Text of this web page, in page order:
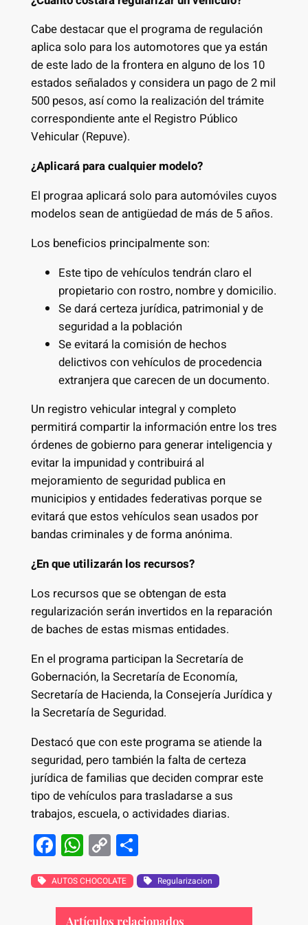
Cabe destacar que el programa de regulación
aplica solo para los automotores que ya están
de este lado de la frontera en alguno de los 10
estados señalados y considera un pago de 2 mil
500 pesos, así como la realización del trámite
correspondiente ante el Registro Público
Vehicular (Repuve).
¿Aplicará para cualquier modelo?
El prograa aplicará solo para automóviles cuyos
modelos sean de antigüedad de más de 5 años.
Los beneficios principalmente son:
Este tipo de vehículos tendrán claro el
propietario con rostro, nombre y domicilio.
Se dará certeza jurídica, patrimonial y de
seguridad a la población
Se evitará la comisión de hechos
delictivos con vehículos de procedencia
extranjera que carecen de un documento.
Un registro vehicular integral y completo
permitirá compartir la información entre los tres
órdenes de gobierno para generar inteligencia y
evitar la impunidad y contribuirá al
mejoramiento de seguridad publica en
municipios y entidades federativas porque se
evitará que estos vehículos sean usados por
bandas criminales y de forma anónima.
¿En que utilizarán los recursos?
Los recursos que se obtengan de esta
regularización serán invertidos en la reparación
de baches de estas mismas entidades.
En el programa participan la Secretaría de
Gobernación, la Secretaría de Economía,
Secretaría de Hacienda, la Consejería Jurídica y
la Secretaría de Seguridad.
Destacó que con este programa se atiende la
seguridad, pero también la falta de certeza
jurídica de familias que deciden comprar este
tipo de vehículos para trasladarse a sus
trabajos, escuela, o actividades diarias.
F
a
c
e
W
h
at
s
C
o
p
y
S
h
ar
e
AUTOS CHOCOLATE Regularizacion
Artículos relacionados